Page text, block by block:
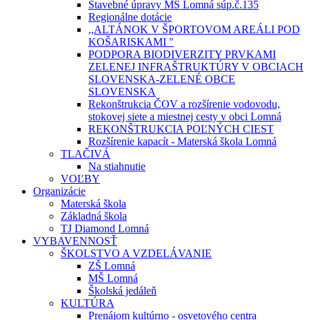
Stavebné úpravy MŠ Lomná súp.č.135
Regionálne dotácie
,,ALTÁNOK V ŠPORTOVOM AREÁLI POD
KOŠARISKAMI "
PODPORA BIODIVERZITY PRVKAMI
ZELENEJ INFRAŠTRUKTÚRY V OBCIACH
SLOVENSKA-ZELENÉ OBCE
SLOVENSKA
Rekonštrukcia ČOV a rozšírenie vodovodu,
stokovej siete a miestnej cesty v obci Lomná
REKONŠTRUKCIA POĽNÝCH CIEST
Rozšírenie kapacít - Materská škola Lomná
TLAČIVÁ
Na stiahnutie
VOĽBY
Organizácie
Materská škola
Základná škola
TJ Diamond Lomná
VYBAVENNOSŤ
ŠKOLSTVO A VZDELÁVANIE
ZŠ Lomná
MŠ Lomná
Školská jedáleň
KULTÚRA
Prenájom kultúrno - osvetového centra